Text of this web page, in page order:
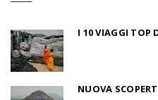
I 10 VIAGGI TOP
NUOVA